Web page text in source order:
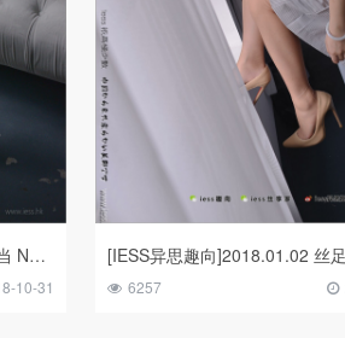
[IESS异思趣向]2018.01.18 丝足便当 NO.188 《空姐医心》医心
10-31 6257